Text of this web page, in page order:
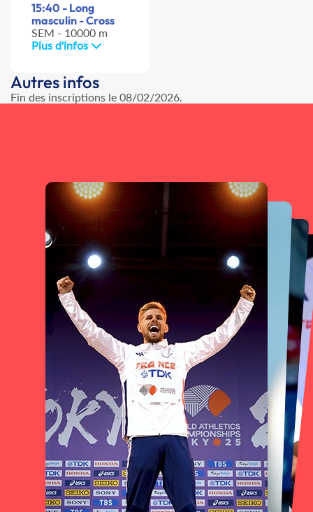
15:40 - Long
masculin - Cross
SEM - 10000 m
Plus d'infos
Autres infos
Fin des inscriptions le 08/02/2026.